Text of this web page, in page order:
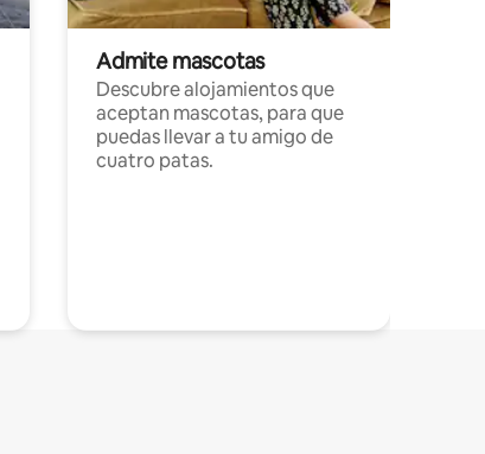
Admite mascotas
Descubre alojamientos que
aceptan mascotas, para que
puedas llevar a tu amigo de
cuatro patas.